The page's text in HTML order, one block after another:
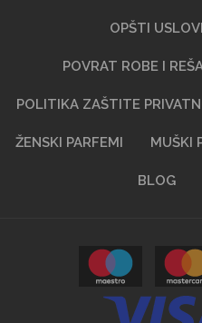
OPŠTI
POVRAT ROBE I
POLITIKA ZAŠTITE
ŽENSKI PARFEMI MUŠKI
BLOG